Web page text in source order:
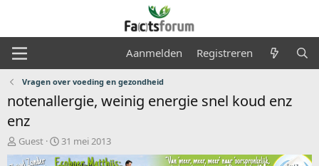
Aanmelden Registreren
Vragen over voeding en gezondheid
notenallergie, weinig energie snel koud enz
enz
O
n
Guest
S
t
31 mei 2013